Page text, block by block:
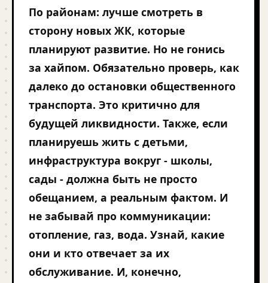
По районам: лучше смотреть в
сторону новых ЖК, которые
планируют развитие. Но не гонись
за хайпом. Обязательно проверь, как
далеко до остановки общественного
транспорта. Это критично для
будущей ликвидности. Также, если
планируешь жить с детьми,
инфраструктура вокруг - школы,
сады - должна быть не просто
обещанием, а реальным фактом. И
не забывай про коммуникации:
отопление, газ, вода. Узнай, какие
они и кто отвечает за их
обслуживание. И, конечно,